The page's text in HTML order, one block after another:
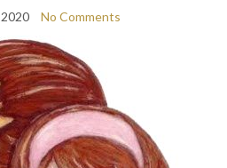
2020 No Comments